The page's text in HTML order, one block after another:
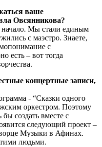
ваше
Овсянникова?
начало. Мы стали единым
с маэстро. Знаете,
с
есть – вот тогда
концертные записи,
- “Сказки одного
оркестром. Поэтому
создать вместе с
следующий проект –
Музыки в Афинах.
людьми.